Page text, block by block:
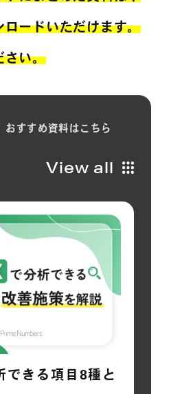
ロードいただけます。
さい。
おすすめ資料は こちら
View all
できる項目8種と